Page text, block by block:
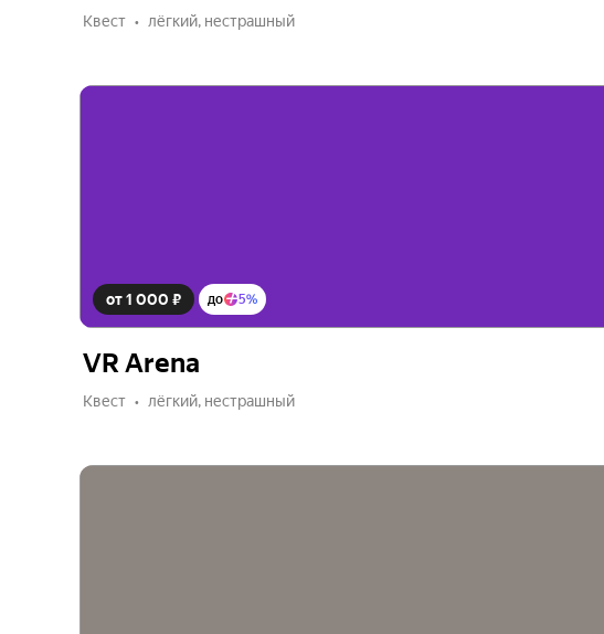
Квест лёгкий, нестрашный
от 1 000 ₽ до 5%
VR Arena
Квест лёгкий, нестрашный